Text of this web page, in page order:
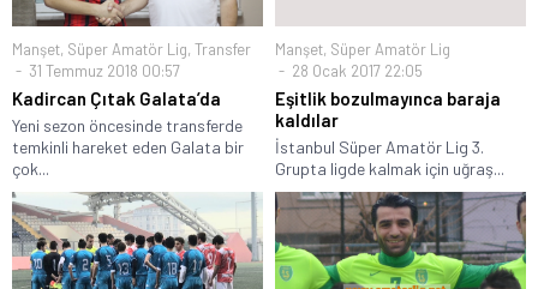
Manşet, Süper Amatör Lig, Transfer
31 Temmuz 2018 00:57
Kadircan Çıtak Galata’da
Yeni sezon öncesinde transferde
temkinli hareket eden Galata bir
çok...
Manşet, Süper Amatör Lig
28 Ocak 2017 22:05
Eşitlik bozulmayınca baraja
kaldılar
İstanbul Süper Amatör Lig 3.
Grupta ligde kalmak için uğraş...